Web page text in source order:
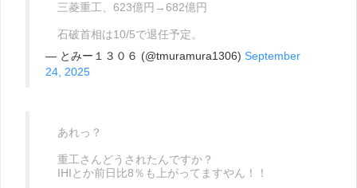
三菱重工、623億円→682億円
石破首相は10/5で退任予定。
— とみー１３０６ (@tmuramura1306) September
24, 2025
あれっ？
重工さんどうされたんですか？
IHIとか前日比8％も上がってますやん！！